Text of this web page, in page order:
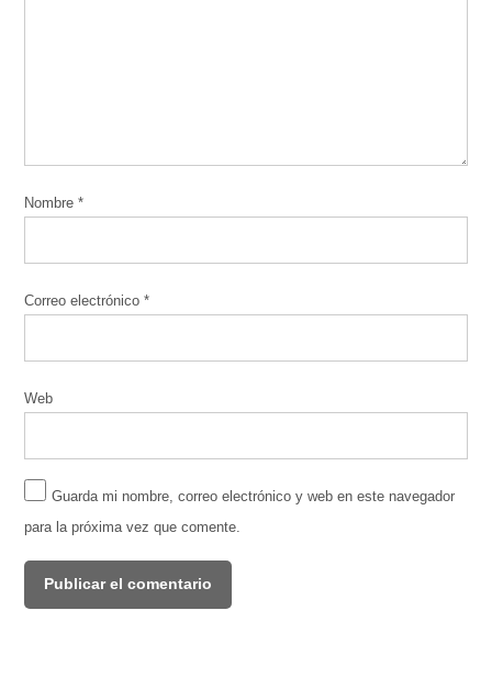
Nombre*
Correo electrónico*
Web
Guarda mi nombre, correo electrónico y web en este navegador
para la próxima vez que comente.